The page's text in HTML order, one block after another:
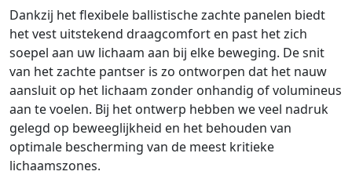
Dankzij het flexibele ballistische zachte panelen biedt
het vest uitstekend draagcomfort en past het zich
soepel aan uw lichaam aan bij elke beweging. De snit
van het zachte pantser is zo ontworpen dat het nauw
aansluit op het lichaam zonder onhandig of volumineus
aan te voelen. Bij het ontwerp hebben we veel nadruk
gelegd op beweeglijkheid en het behouden van
optimale bescherming van de meest kritieke
lichaamszones.